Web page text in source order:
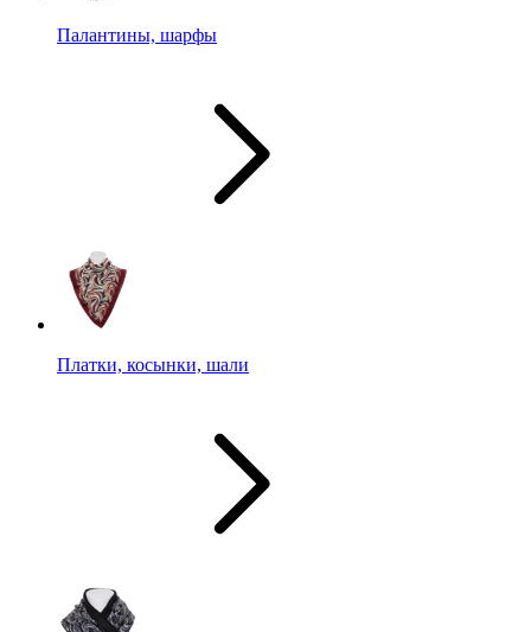
Палантины, шарфы
Платки, косынки, шали